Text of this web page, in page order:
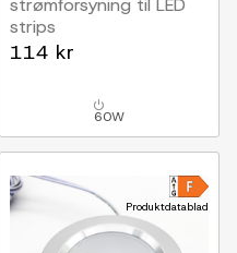
strømforsyning til LED
strips
5A, IP44 vådrum
114 kr
60W
Produktdatablad